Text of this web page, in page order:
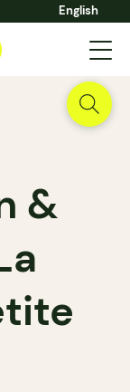
English
&